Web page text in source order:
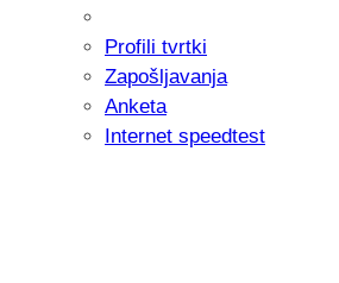
Profili tvrtki
Zapošljavanja
Anketa
Internet speedtest